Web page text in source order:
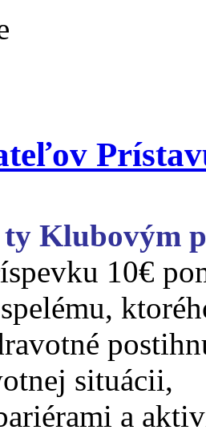
ty Klubovým
10€
situácii,
a